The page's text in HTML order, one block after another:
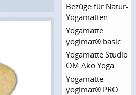
Bezüge für Natur-
Yogamatten
Yogamatte
yogimat® basic
Yogamatte Studio
OM Ako Yoga
Yogamatte
yogimat® PRO